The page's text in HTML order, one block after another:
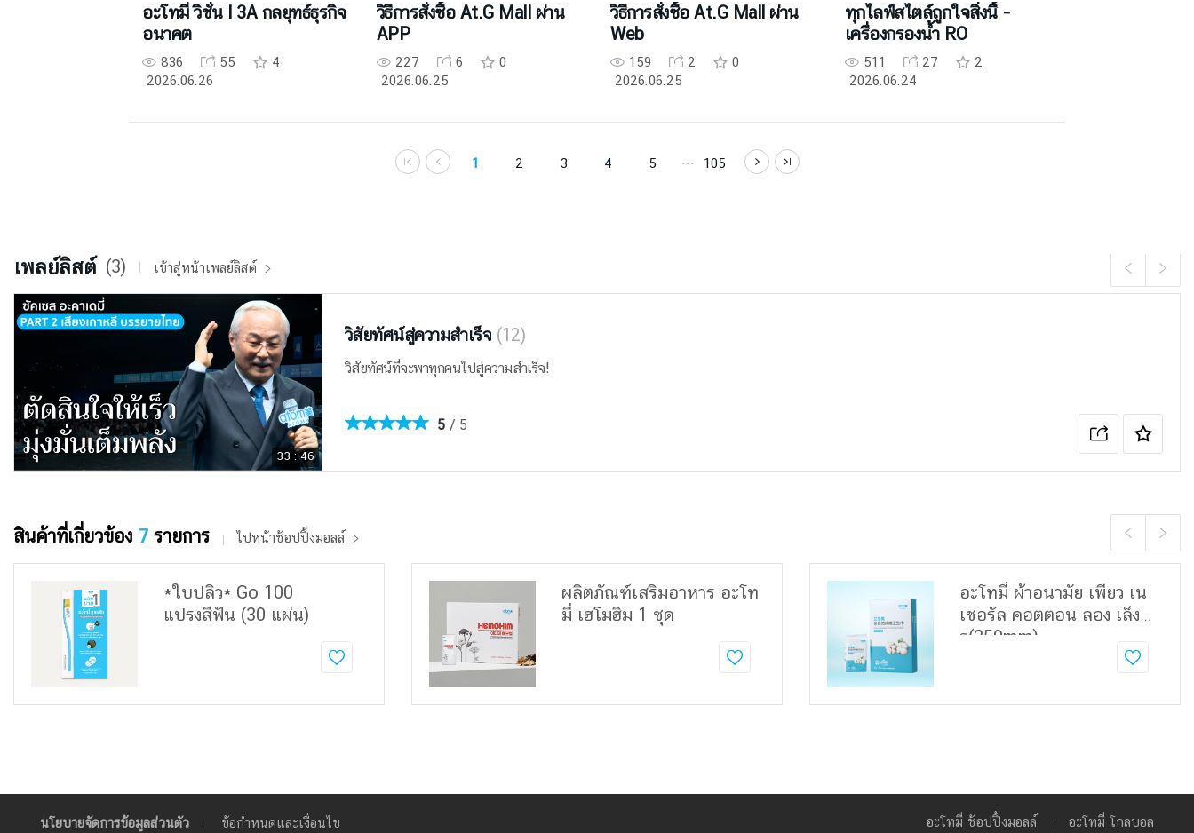
อะโทมี่ วิชั่น l 3A กลยุทธ์ธุรกิจ
อนาคต
836 55
4
2026.06.26
วิธีการสั่งซื้อ At.G Mall ผ่าน
APP
227 6
0
2026.06.25
วิธีการสั่งซื้อ At.G Mall ผ่าน
Web
159 2
0
2026.06.25
ทุกไลฟ์สไตล์ถูกใจสิ่งนี้ -
เครื่องกรองน้ำ RO
511 27
2
2026.06.24
1 2 3 4 5 105
เพลย์ลิสต์ (3) เข้าสู่หน้าเพลย์ลิสต์
33 : 46
วิสัยทัศน์สู่ความสำเร็จ (12)
วิสัยทัศน์ที่จะพาทุกคนไปสู่ความสำเร็จ!
5 5
สินค้าที่เกี่ยวข้อง 7 รายการ ไปหน้าช้อปปิ้งมอลล์
*ใบปลิว* Go 100
แปรงสีฟัน (30 แผ่น)
ผลิตภัณฑ์เสริมอาหาร อะโท
มี่ เฮโมฮิม 1 ชุด
อะโทมี่ ผ้าอนามัย เพียว เน
เชอรัล คอตตอน ลอง เล็ง
ธ(350mm)
นโยบายจัดการข้อมูลส่วนตัว ข้อกำหนดและเงื่อนไข อะโทมี่ ช้อปปิ้งมอลล์ อะโทมี่ โกลบอล